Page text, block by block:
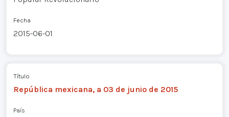
Fecha
2015-06-01
Título
República mexicana, a 03 de junio de 2015
País